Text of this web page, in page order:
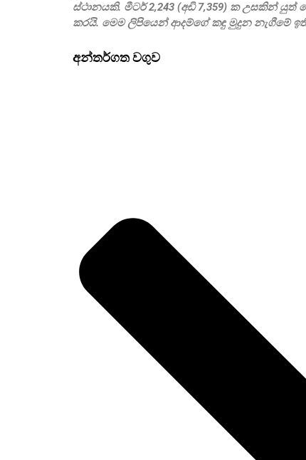
ස්ථානයකි. මීටර් 2,243 (අඩි 7,359) ක උසකින්
කරයි. මෙම ලිපියෙන් ආදම්ගේ කඳු මුදුන නැගීමේ
අන්තර්ගත වගුව